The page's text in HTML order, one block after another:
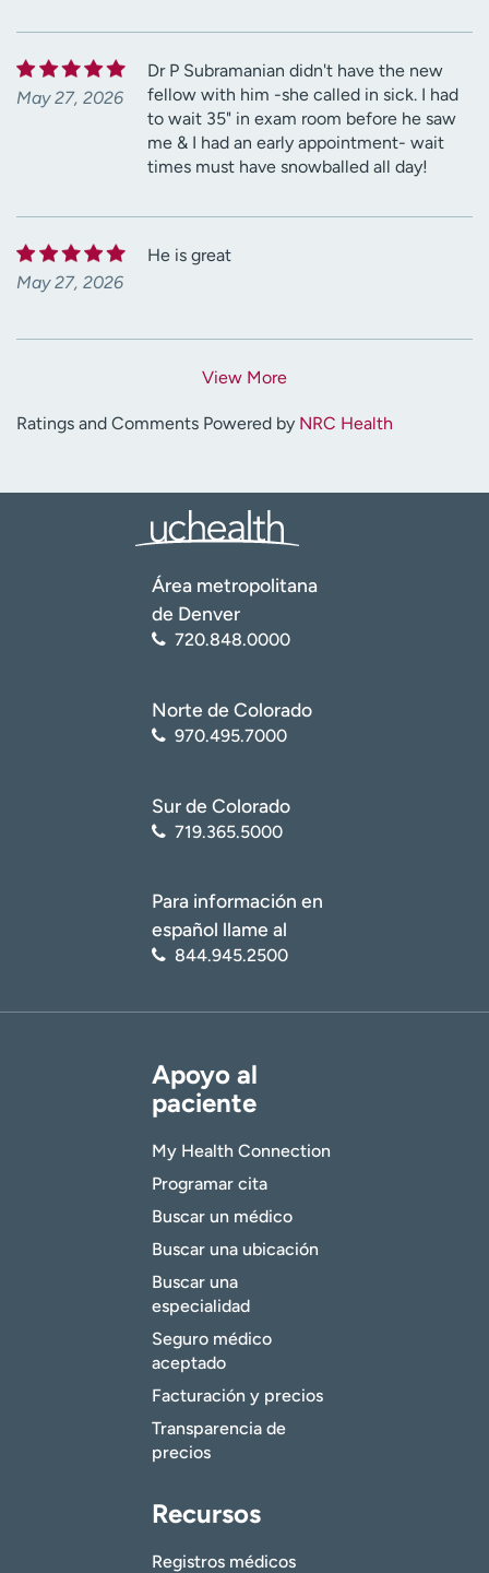
May 27, 2026
Dr P Subramanian didn't have the new
fellow with him -she called in sick. I had
to wait 35" in exam room before he saw
me & I had an early appointment- wait
times must have snowballed all day!
May 27, 2026
He is great
View More
Ratings and Comments Powered by NRC Health
Área metropolitana
de Denver
720.848.0000
Norte de Colorado
970.495.7000
Sur de Colorado
719.365.5000
Para información en
español llame al
844.945.2500
Apoyo al
paciente
My Health Connection
Programar cita
Buscar un médico
Buscar una ubicación
Buscar una
especialidad
Seguro médico
aceptado
Facturación y precios
Transparencia de
precios
Recursos
Registros médicos